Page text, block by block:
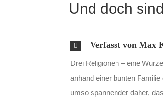
Und doch
Verfasst von Max
Drei Religionen – eine
anhand einer bunten
umso spannender daher,